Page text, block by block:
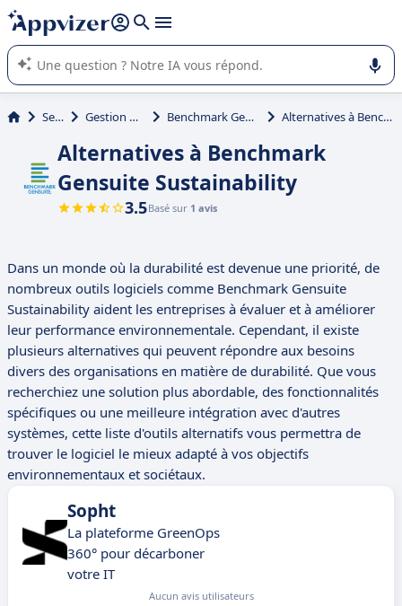
répondre (plusieurs lignes avec
L'IA de Appvizer vous guide dans l'utilisation ou la sélection de
logiciel SaaS en entreprise.
Services Gestion des émissions Benchmark Gensuite Sustainability Alternatives à Benchmark Gensuite Sustainability
Alternatives à Benchmark
Gensuite Sustainability
3.5Basé sur 1 avis
Dans un monde où la durabilité est devenue une priorité, de
nombreux outils logiciels comme Benchmark Gensuite
Sustainability aident les entreprises à évaluer et à améliorer
leur performance environnementale. Cependant, il existe
plusieurs alternatives qui peuvent répondre aux besoins
divers des organisations en matière de durabilité. Que vous
recherchiez une solution plus abordable, des fonctionnalités
spécifiques ou une meilleure intégration avec d'autres
systèmes, cette liste d'outils alternatifs vous permettra de
trouver le logiciel le mieux adapté à vos objectifs
environnementaux et sociétaux.
Sopht
La plateforme GreenOps
360° pour décarboner
votre IT
Aucun avis utilisateurs